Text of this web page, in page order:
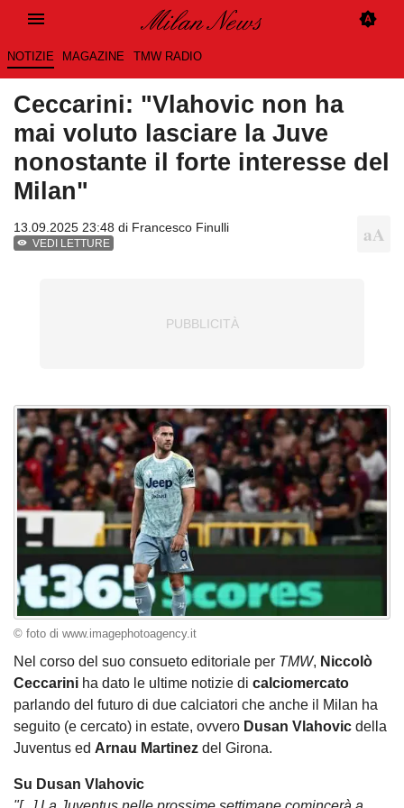
NOTIZIE MAGAZINE TMW RADIO
Ceccarini: "Vlahovic non ha
mai voluto lasciare la Juve
nonostante il forte interesse del
Milan"
13.09.2025 23:48 di Francesco Finulli
VEDI LETTURE
© foto di www.imagephotoagency.it
Nel corso del suo consueto editoriale per TMW, Niccolò
Ceccarini ha dato le ultime notizie di calciomercato
parlando del futuro di due calciatori che anche il Milan ha
seguito (e cercato) in estate, ovvero Dusan Vlahovic della
Juventus ed Arnau Martinez del Girona.
Su Dusan Vlahovic